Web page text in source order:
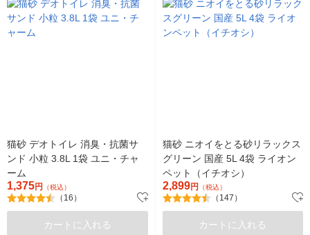
猫砂 デオトイレ 消臭・抗菌サ
ンド 小粒 3.8L 1袋 ユニ・チャ
ーム
1,375円 （税込）
（16）
カートに入れる
猫砂 ニオイをとる砂リラックス
グリーン 国産 5L 4袋 ライオン
ペット（イチオシ）
2,899円 （税込）
（147）
カートに入れる